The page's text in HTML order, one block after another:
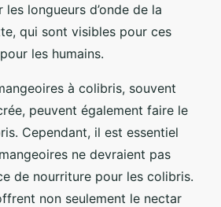
longueurs d’onde de la
qui sont visibles pour ces
les humains.
à colibris, souvent
peuvent également faire le
Cependant, il est essentiel
ne devraient pas
de nourriture pour les colibris.
non seulement le nectar